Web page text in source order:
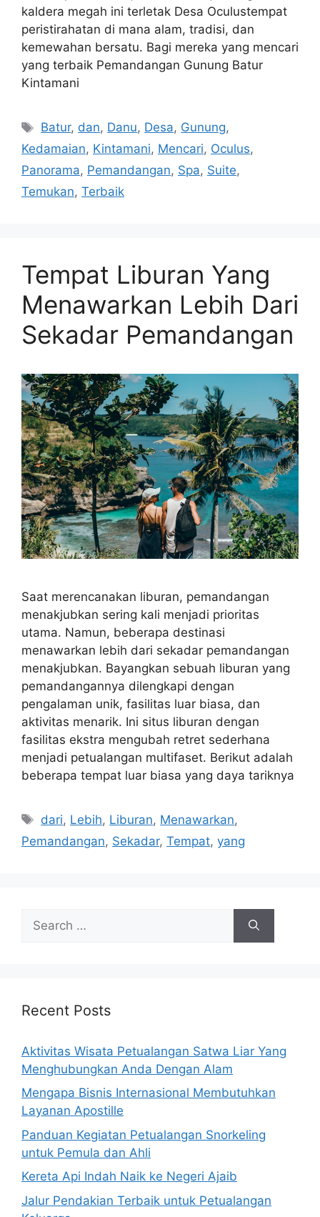
kaldera megah ini terletak Desa Oculustempat
peristirahatan di mana alam, tradisi, dan
kemewahan bersatu. Bagi mereka yang mencari
yang terbaik Pemandangan Gunung Batur
Kintamani
Tags
Batur, dan, Danu, Desa, Gunung,
Kedamaian, Kintamani, Mencari, Oculus,
Panorama, Pemandangan, Spa, Suite,
Temukan, Terbaik
Tempat Liburan Yang
Menawarkan Lebih Dari
Sekadar Pemandangan
Saat merencanakan liburan, pemandangan
menakjubkan sering kali menjadi prioritas
utama. Namun, beberapa destinasi
menawarkan lebih dari sekadar pemandangan
menakjubkan. Bayangkan sebuah liburan yang
pemandangannya dilengkapi dengan
pengalaman unik, fasilitas luar biasa, dan
aktivitas menarik. Ini situs liburan dengan
fasilitas ekstra mengubah retret sederhana
menjadi petualangan multifaset. Berikut adalah
beberapa tempat luar biasa yang daya tariknya
Tags
dari, Lebih, Liburan, Menawarkan,
Pemandangan, Sekadar, Tempat, yang
for:
Recent Posts
Aktivitas Wisata Petualangan Satwa Liar Yang
Menghubungkan Anda Dengan Alam
Mengapa Bisnis Internasional Membutuhkan
Layanan Apostille
Panduan Kegiatan Petualangan Snorkeling
untuk Pemula dan Ahli
Kereta Api Indah Naik ke Negeri Ajaib
Jalur Pendakian Terbaik untuk Petualangan